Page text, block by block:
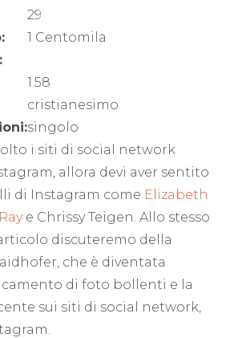
29
1 Centomila
1.58
cristianesimo
singolo
i siti di social network
allora devi aver sentito
di Instagram come Elizabeth
e Chrissy Teigen. Allo stesso
discuteremo della
che è diventata
di foto bollenti e la
sui siti di social network,